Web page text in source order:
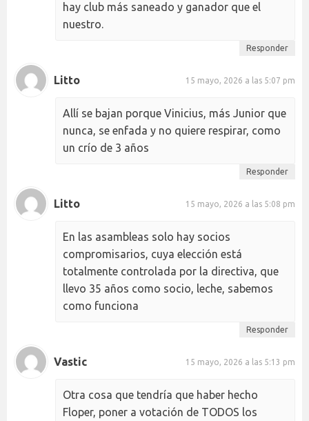
hay club más saneado y ganador que el
nuestro.
Responder
Litto 15 mayo, 2026 a las 5:07 pm
Allí se bajan porque Vinicius, más Junior que
nunca, se enfada y no quiere respirar, como
un crío de 3 años
Responder
Litto 15 mayo, 2026 a las 5:08 pm
En las asambleas solo hay socios
compromisarios, cuya elección está
totalmente controlada por la directiva, que
llevo 35 años como socio, leche, sabemos
como funciona
Responder
Vastic 15 mayo, 2026 a las 5:13 pm
Otra cosa que tendría que haber hecho
Floper, poner a votación de TODOS los